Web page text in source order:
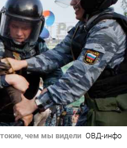
чем мы видели ОВД-инфо